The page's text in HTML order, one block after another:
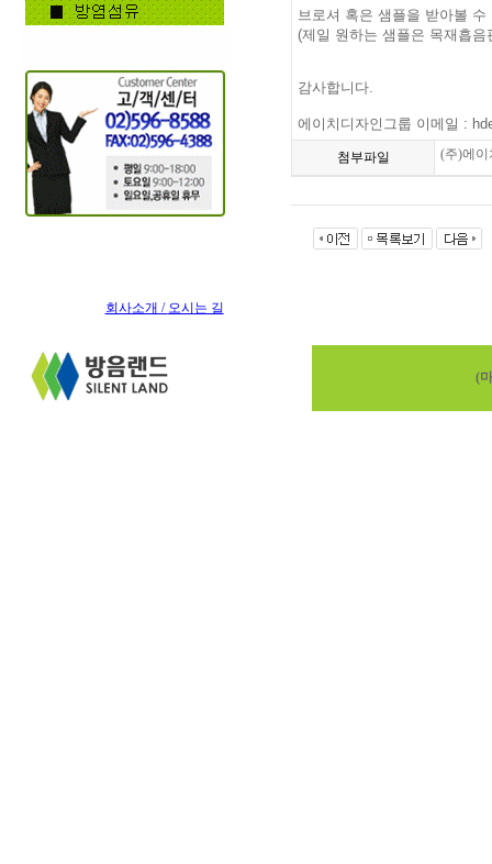
브로셔 혹은 샘플을 받아볼
(제일 원하는 샘플은 목재흡음
감사합니다.
에이치디자인그룹 이메일 :
첨부파일 (주)에이
회사소개 / 오시는 길
(